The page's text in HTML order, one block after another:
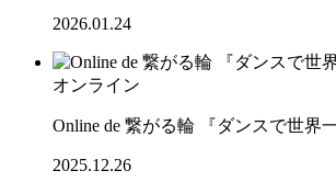
2026.01.24
オンライン
Online de 繋がる輪 『ダンスで世界
2025.12.26